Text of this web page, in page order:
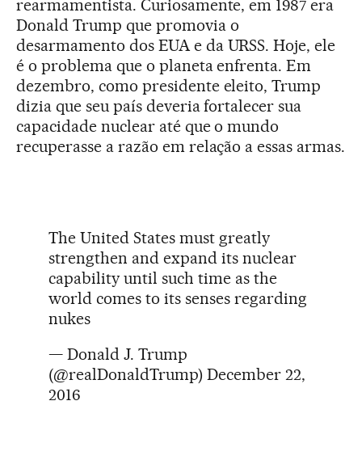
rearmamentista. Curiosamente, em 1987 era
Donald Trump que promovia o
desarmamento dos EUA e da URSS. Hoje, ele
é o problema que o planeta enfrenta. Em
dezembro, como presidente eleito, Trump
dizia que seu país deveria fortalecer sua
capacidade nuclear até que o mundo
recuperasse a razão em relação a essas armas.
The United States must greatly
strengthen and expand its nuclear
capability until such time as the
world comes to its senses regarding
nukes
— Donald J. Trump
(@realDonaldTrump) December 22,
2016